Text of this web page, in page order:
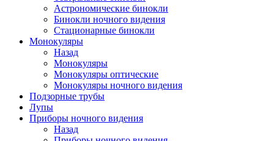
Астрономические бинокли
Бинокли ночного видения
Стационарные бинокли
Монокуляры
Назад
Монокуляры
Монокуляры оптические
Монокуляры ночного видения
Подзорные трубы
Лупы
Приборы ночного видения
Назад